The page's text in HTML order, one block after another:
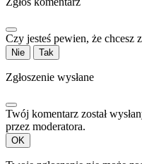
Czy jesteś pewien, że chcesz
Nie Tak
Zgłoszenie wysłane
Twój komentarz został
przez moderatora.
OK